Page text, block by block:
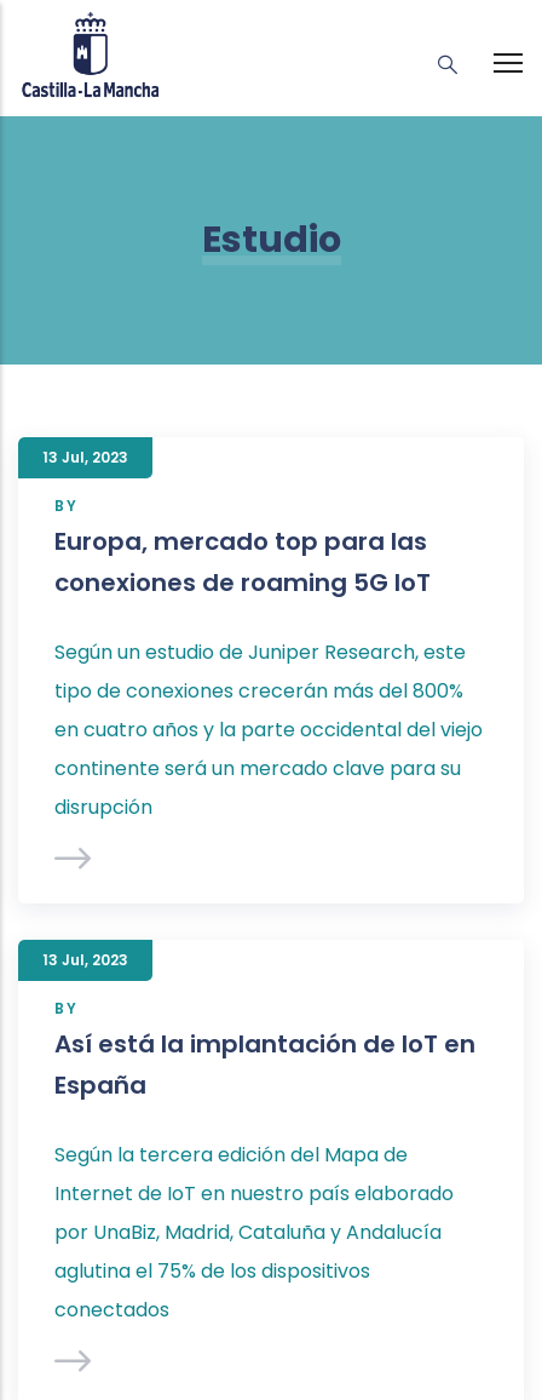
Estudio
13 Jul, 2023
BY
Europa, mercado top para las
conexiones de roaming 5G IoT
Según un estudio de Juniper Research, este
tipo de conexiones crecerán más del 800%
en cuatro años y la parte occidental del viejo
continente será un mercado clave para su
disrupción
13 Jul, 2023
BY
Así está la implantación de IoT en
España
Según la tercera edición del Mapa de
Internet de IoT en nuestro país elaborado
por UnaBiz, Madrid, Cataluña y Andalucía
aglutina el 75% de los dispositivos
conectados